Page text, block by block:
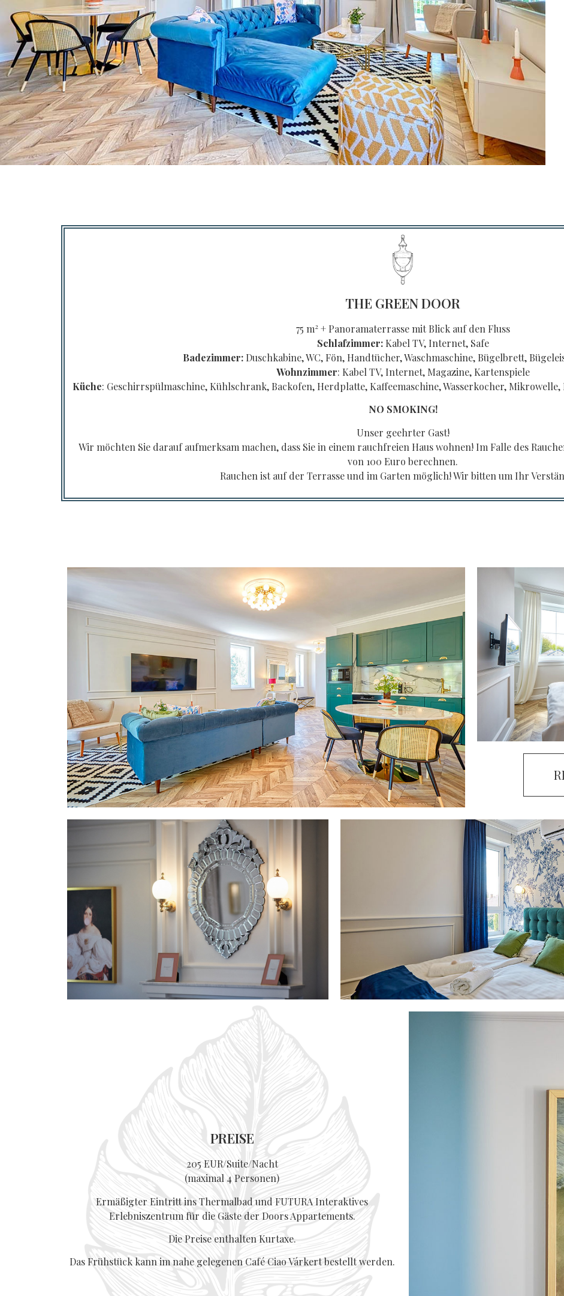
THE GREEN DOOR
75 m2+ Panoramaterrasse mit Blick auf den Fluss
Schlafzimmer:Kabel TV, Internet, Safe
Badezimmer:Duschkabine, WC, Fön, Handtücher, Waschmaschine, Bügelbrett,
Wohnzimmer: Kabel TV, Internet, Magazine, Kartenspiele
Küche: Geschirrspülmaschine, Kühlschrank, Backofen, Herdplatte, Kaffeemaschine, Wasserkocher,
NO SMOKING!
Unser geehrter Gast!
Wir möchten Sie darauf aufmerksam machen, dass Sie in einem rauchfreien Haus wohnen! Im Falle des
von 100 Euro berechnen.
Rauchen ist auf der Terrasse und im Garten möglich! Wir bitten um Ihr
PREISE
205 EUR/Suite/Nacht
(maximal 4 Personen)
Ermäßigter Eintritt ins Thermalbad und FUTURA Interaktives
Erlebniszentrum für die Gäste der Doors Appartements.
Die Preise enthalten Kurtaxe.
Das Frühstück kann im nahe gelegenen Café Ciao Várkert bestellt werden.